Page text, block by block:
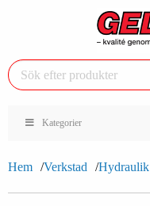
Kategorier
Hem Verkstad Hydraulik